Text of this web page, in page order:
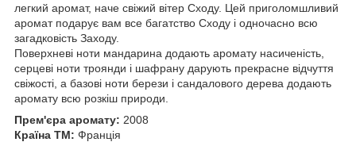
легкий аромат, наче свіжий вітер Сходу. Цей приголомшливий
аромат подарує вам все багатство Сходу і одночасно всю
загадковість Заходу.
Поверхневі ноти мандарина додають аромату насиченість,
серцеві ноти троянди і шафрану дарують прекрасне відчуття
свіжості, а базові ноти берези і сандалового дерева додають
аромату всю розкіш природи.
Прем'єра аромату: 2008
Країна ТМ: Франція